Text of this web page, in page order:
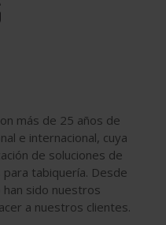
más de 25 años de
e internacional, cuya
de soluciones de
tabiquería. Desde
han sido nuestros
a nuestros clientes.